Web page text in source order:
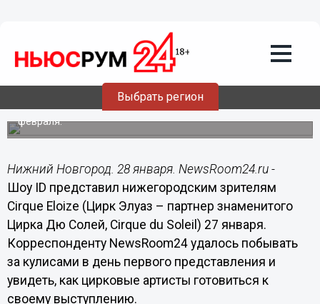
Выбрать регион
28.01.201510:41
Уникальное шоу показали артисты
Цирка Элуаз в Нижнем Новгороде
Нижегородцы могут посетить его с 30 января по 1
февраля.
Нижний Новгород. 28 января. NewsRoom24.ru -
Шоу ID представил нижегородским зрителям
Cirque Eloize (Цирк Элуаз – партнер знаменитого
Цирка Дю Солей, Cirque du Soleil) 27 января.
Корреспонденту NewsRoom24 удалось побывать
за кулисами в день первого представления и
увидеть, как цирковые артисты готовиться к
своему выступлению.